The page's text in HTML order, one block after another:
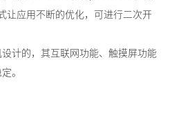
让应用不断的优化，可进行二次开
计的，其互联网功能、触摸屏功能
。